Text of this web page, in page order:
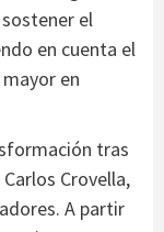
el
en cuenta el
en
tras
Crovella,
A partir